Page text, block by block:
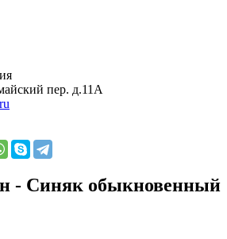
пер. д.11А
- Синяк обыкновенный